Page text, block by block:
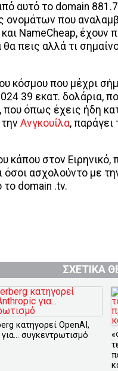
αυτό το domain
που
NameCheap, έχουν
πεις αλλά τι
κόσμου που μέχρι
39 εκατ. δολάρια,
όπως έχεις ήδη
Ανγκουίλα,
κάπου στον
όσοι ασχολούντο με
domain .tv.
ΣΧΕΤΙΚΑ
κατηγορεί OpenAI,
συγκεντρωτισμό